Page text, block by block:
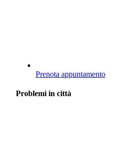
Prenota appuntamento
Problemi in città